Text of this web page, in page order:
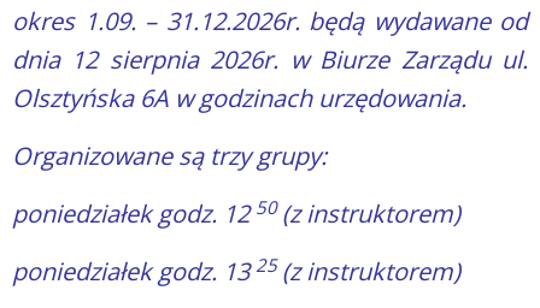
okres 1.09. – 31.12.2026r. będą wydawane od
dnia 12 sierpnia 2026r. w Biurze Zarządu ul.
Olsztyńska 6A w godzinach urzędowania.
Organizowane są trzy grupy:
poniedziałek godz. 12 50 (z instruktorem)
poniedziałek godz. 13 25 (z instruktorem)